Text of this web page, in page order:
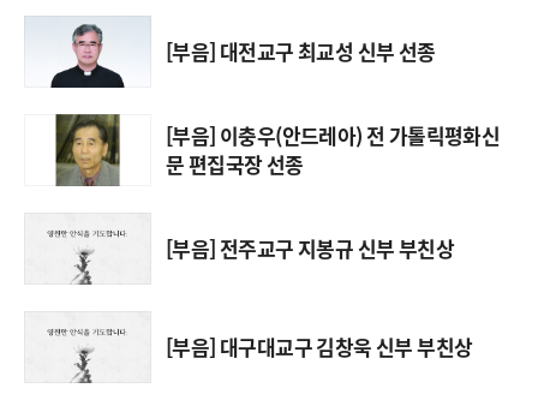
[부음] 대전교구 최교성 신부 선종
[부음] 이충우(안드레아) 전 가톨릭평화신
문 편집국장 선종
[부음] 전주교구 지봉규 신부 부친상
[부음] 대구대교구 김창욱 신부 부친상